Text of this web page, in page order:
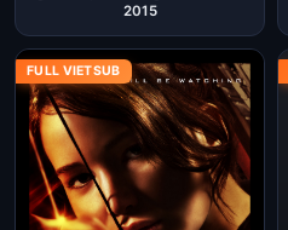
2015
FULL VIETSUB